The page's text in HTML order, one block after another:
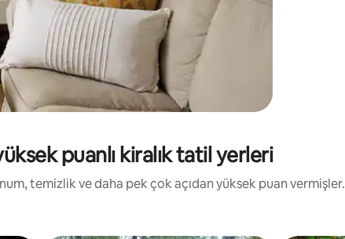
puanlı kiralık tatil yerleri
temizlik ve daha pek çok açıdan yüksek puan vermişler.